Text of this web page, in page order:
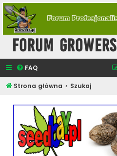
Forum Growers
FAQ
Strona główna Szukaj